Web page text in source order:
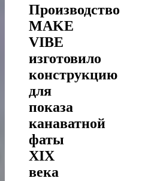
Производство
MAKE
VIBE
изготовило
конструкцию
для
показа
канаватной
фаты
XIX
века